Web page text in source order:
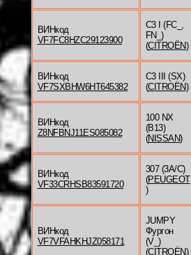
ВИНкод
VF7FC8HZC29123900
C3 I (FC_,
FN_)
(CITROËN)
ВИНкод
VF7SXBHW6HT645382
C3 III (SX)
(CITROËN)
ВИНкод
Z8NFBNJ11ES085082
100 NX
(B13)
(NISSAN)
ВИНкод
VF33CRHSB83591720
307 (3A/C)
(PEUGEOT
)
ВИНкод
VF7VFAHKHJZ058171
JUMPY
Фургон
(V_)
(CITROËN)